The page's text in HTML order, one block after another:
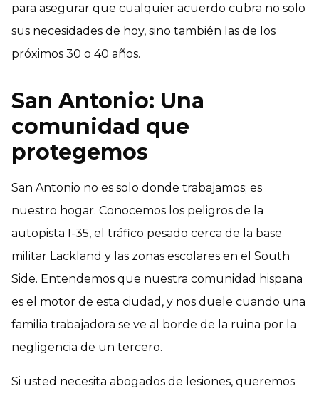
para asegurar que cualquier acuerdo cubra no solo
sus necesidades de hoy, sino también las de los
próximos 30 o 40 años.
San Antonio: Una
comunidad que
protegemos
San Antonio no es solo donde trabajamos; es
nuestro hogar. Conocemos los peligros de la
autopista I-35, el tráfico pesado cerca de la base
militar Lackland y las zonas escolares en el South
Side. Entendemos que nuestra comunidad hispana
es el motor de esta ciudad, y nos duele cuando una
familia trabajadora se ve al borde de la ruina por la
negligencia de un tercero.
Si usted necesita abogados de lesiones, queremos